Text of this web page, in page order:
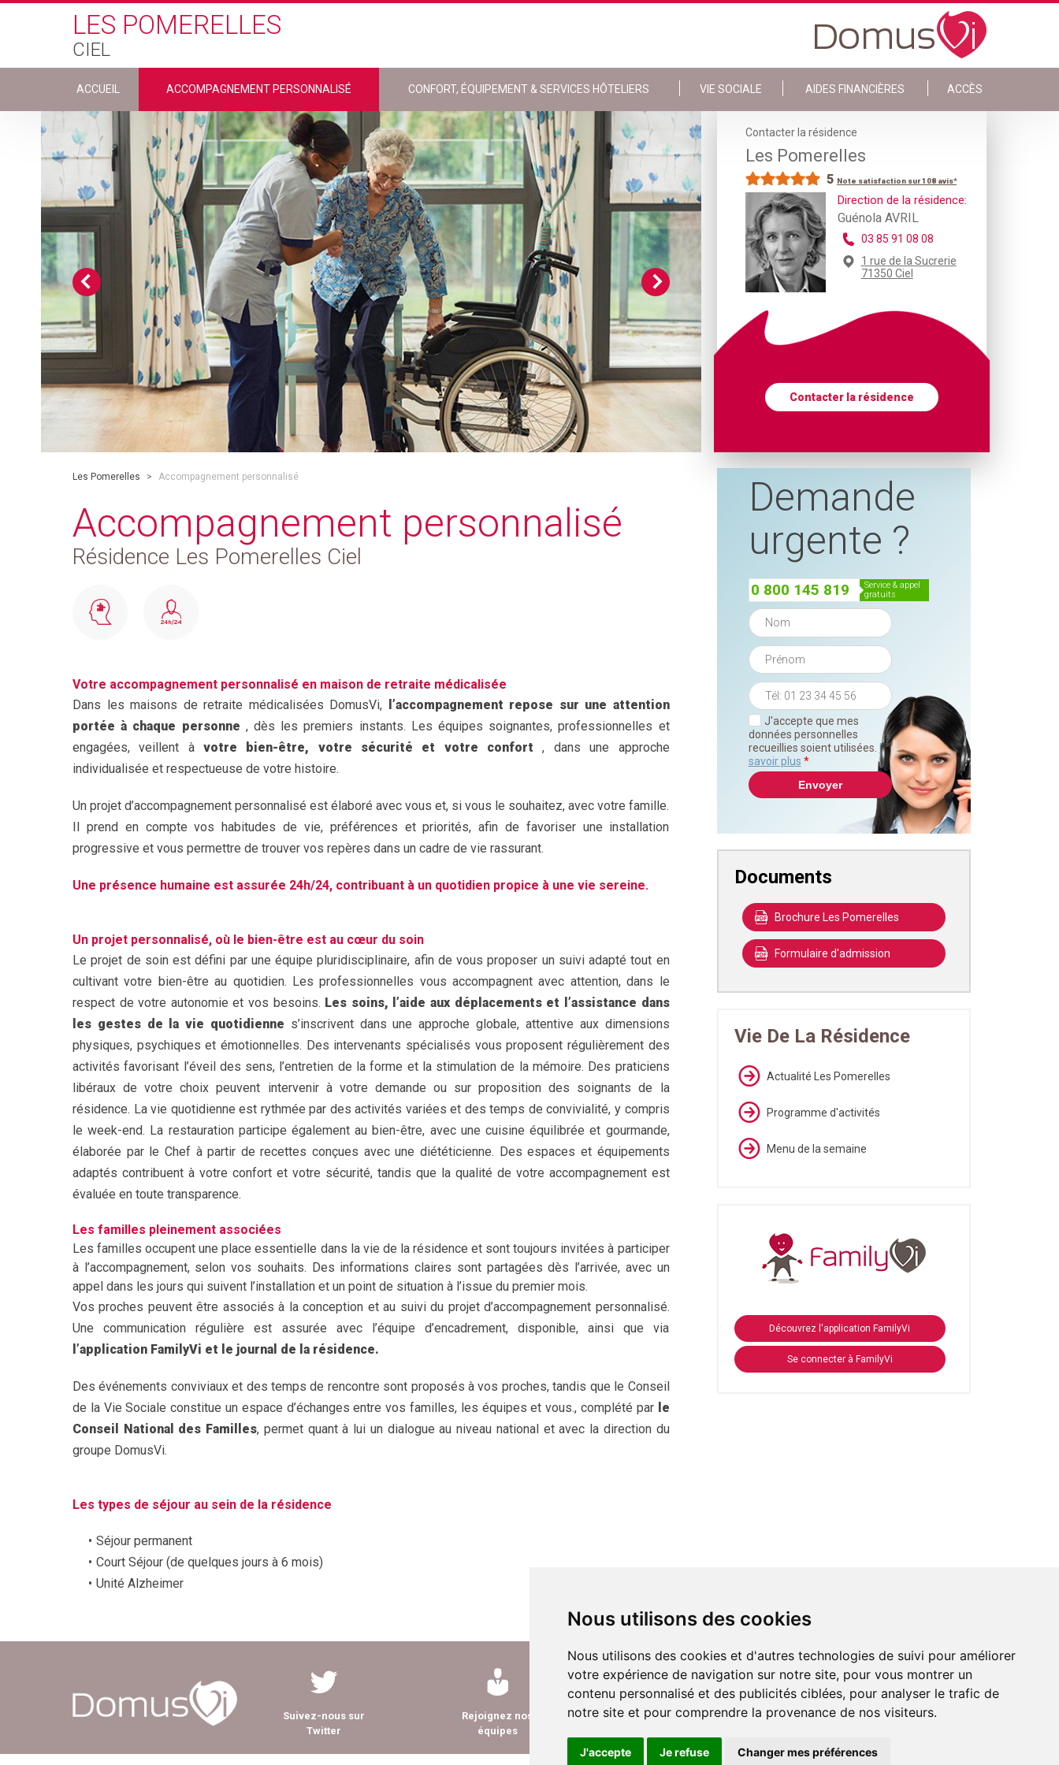
Nous utilisons des cookies
Nous utilisons des cookies et d'autres technologies de suivi pour améliorer
votre expérience de navigation sur notre site, pour vous montrer un
contenu personnalisé et des publicités ciblées, pour analyser le trafic de
notre site et pour comprendre la provenance de nos visiteurs.
J'accepte Je refuse Changer mes préférences
Skip to main content
LES POMERELLES
CIEL
ACCUEIL ACCOMPAGNEMENT PERSONNALISÉ CONFORT, ÉQUIPEMENT & SERVICES HÔTELIERS VIE SOCIALE AIDES FINANCIÈRES ACCÈS
Les Pomerelles > Accompagnement personnalisé
Accompagnement personnalisé
Résidence Les Pomerelles Ciel
Votre accompagnement personnalisé en maison de retraite médicalisée
Dans les maisons de retraite médicalisées DomusVi,
l’accompagnement repose sur une attention
portée à chaque personne , dès les premiers instants. Les équipes soignantes, professionnelles et
engagées, veillent àvotre bien-être, votre sécurité et votre confort, dans une approche
individualisée et respectueuse de votre histoire.
Un projet d’accompagnement personnalisé est élaboré avec vous et, si vous le souhaitez, avec votre famille.
Il prend en compte vos habitudes de vie, préférences et priorités, afin de favoriser une installation
progressive et vous permettre de trouver vos repères dans un cadre de vie rassurant.
Une présence humaine est assurée 24h/24, contribuant à un quotidien propice à une vie sereine.
Un projet personnalisé, où le bien-être est au cœur du soin
Le projet de soin est défini par une équipe pluridisciplinaire, afin de vous proposer un suivi adapté tout en
cultivant votre bien-être au quotidien. Les professionnelles vous accompagnent avec attention, dans le
respect de votre autonomie et vos besoins. Les soins, l’aide aux déplacements et l’assistance dans
les gestes de la vie quotidienne s’inscrivent dans une approche globale, attentive aux dimensions
physiques, psychiques et émotionnelles. Des intervenants spécialisés vous proposent régulièrement des
activités favorisant l’éveil des sens, l’entretien de la forme et la stimulation de la mémoire. Des praticiens
libéraux de votre choix peuvent intervenir à votre demande ou sur proposition des soignants de la
résidence. La vie quotidienne est rythmée par des activités variées et des temps de convivialité, y compris
le week-end. La restauration participe également au bien-être, avec une cuisine équilibrée et gourmande,
élaborée par le Chef à partir de recettes conçues avec une diététicienne. Des espaces et équipements
adaptés contribuent à votre confort et votre sécurité, tandis que la qualité de votre accompagnement est
évaluée en toute transparence.
Les familles pleinement associées
Les familles occupent une place essentielle dans la vie de la résidence et sont toujours invitées à participer
à l’accompagnement, selon vos souhaits. Des informations claires sont partagées dès l’arrivée, avec un
appel dans les jours qui suivent l’installation et un point de situation à l’issue du premier mois.
Vos proches peuvent être associés à la conception et au suivi du projet d’accompagnement personnalisé.
Une communication régulière est assurée avec l’équipe d’encadrement, disponible, ainsi que via
l’application FamilyVi et le journal de la résidence.
Des événements conviviaux et des temps de rencontre sont proposés à vos proches, tandis que le Conseil
de la Vie Sociale constitue un espace d’échanges entre vos familles, les équipes et vous., complété par le
Conseil National des Familles, permet quant à lui un dialogue au niveau national et avec la direction du
groupe DomusVi.
Les types de séjour au sein de la résidence
Séjour permanent
Court Séjour (de quelques jours à 6 mois)
Unité Alzheimer
Contacter la résidence
Les Pomerelles
5 Note satisfaction sur 108 avis*
Direction de la résidence:
Guénola AVRIL
03 85 91 08 08
1 rue de la Sucrerie
71350 Ciel
Contacter la résidence
Demande
urgente ?
0 800 145 819
service & appel
gratuits
J'accepte que mes
données personnelles
recueillies soient utilisées. En
savoir plus *
Documents
Brochure Les Pomerelles
Formulaire d'admission
Vie De La Résidence
Actualité Les Pomerelles
Programme d'activités
Menu de la semaine
Découvrez l'application FamilyVi
Se connecter à FamilyVi
Suivez-nous sur
Twitter
Rejoignez nos
équipes
Nous contacter